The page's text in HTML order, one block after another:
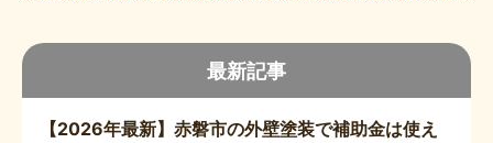
最新記事
【2026年最新】赤磐市の外壁塗装で補助金は使え